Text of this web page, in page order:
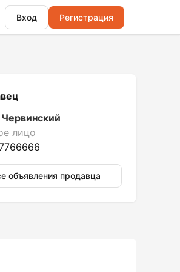
Вход Регистрация
лицо
объявления продавца